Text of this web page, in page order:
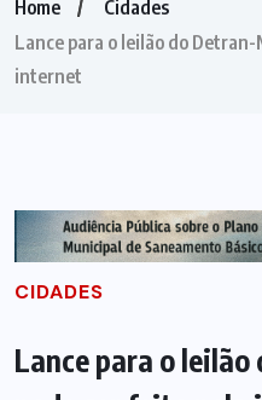
Home
Cidades
Lance para o leilão do
internet
CIDADES
Lance para o